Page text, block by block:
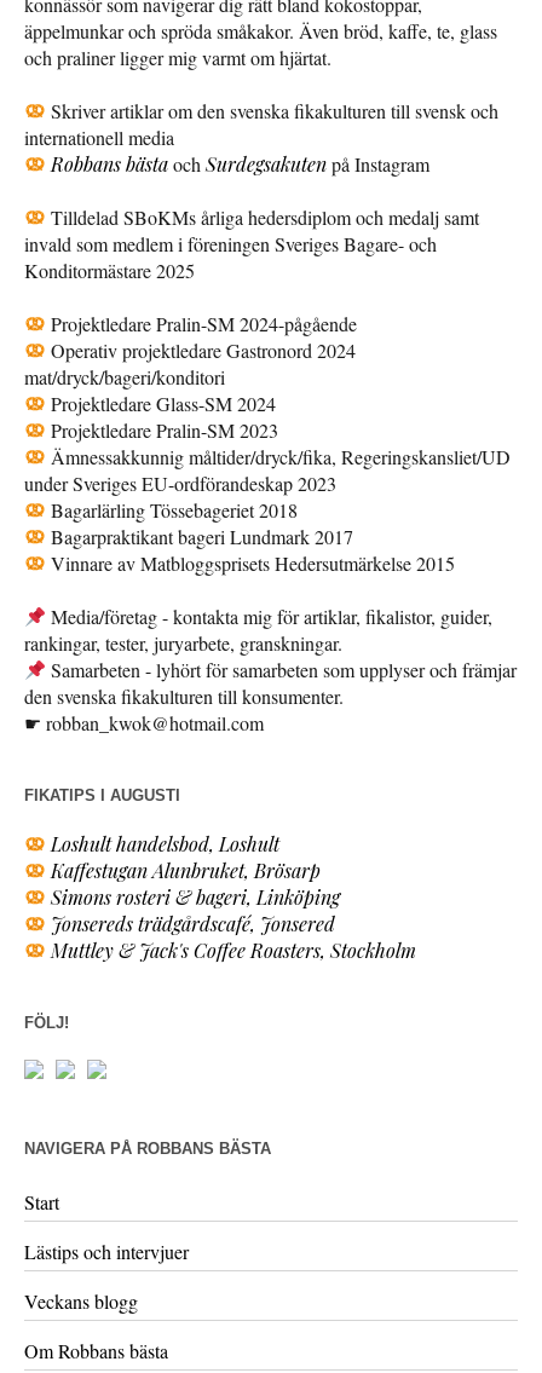
äppelmunkar och spröda småkakor. Även bröd, kaffe, te, glass
och praliner ligger mig varmt om hjärtat.
Skriver artiklar om den svenska fikakulturen till svensk och
internationell media
Robbans bästaochSurdegsakutenpå Instagram
Tilldelad SBoKMs årliga hedersdiplom och medalj samt
invald som medlem i föreningen Sveriges Bagare- och
Konditormästare 2025
Projektledare Pralin-SM 2024-pågående
Operativ projektledare Gastronord 2024
mat/dryck/bageri/konditori
Projektledare Glass-SM 2024
Projektledare Pralin-SM 2023
Ämnessakkunnig måltider/dryck/fika, Regeringskansliet/UD
under Sveriges EU-ordförandeskap 2023
Bagarlärling Tössebageriet 2018
Bagarpraktikant bageri Lundmark 2017
Vinnare av Matbloggsprisets Hedersutmärkelse 2015
Media/företag - kontakta mig för artiklar, fikalistor, guider,
rankingar, tester, juryarbete, granskningar.
Samarbeten - lyhört för samarbeten som upplyser och främjar
den svenska fikakulturen till konsumenter.
☛ robban_kwok@hotmail.com
FIKATIPS I AUGUSTI
Loshult handelsbod, Loshult
Kaffestugan Alunbruket, Brösarp
Simons rosteri & bageri, Linköping
Jonsereds trädgårdscafé, Jonsered
Muttley & Jack's Coffee Roasters, Stockholm
FÖLJ!
NAVIGERA PÅ ROBBANS BÄSTA
Start
Lästips och intervjuer
Veckans blogg
Om Robbans bästa